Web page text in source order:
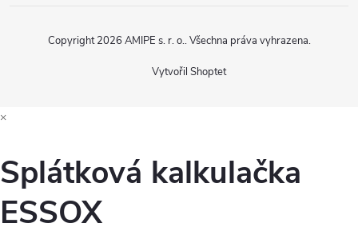
Vytvořil Shoptet
Copyright 2026 AMIPE s. r. o.. Všechna práva vyhrazena.
×
Splátková kalkulačka
ESSOX